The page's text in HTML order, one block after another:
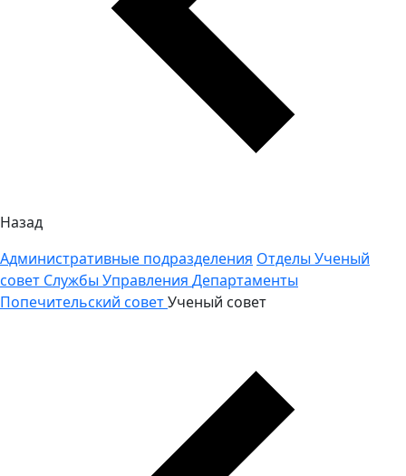
Назад
Административные подразделения Отделы Ученый
совет Службы Управления Департаменты
Попечительский советУченый совет